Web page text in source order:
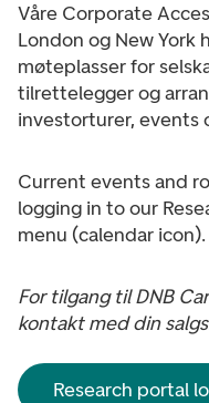
Våre Corporate
London og New York
møteplasser for
tilrettelegger og
investorturer, events
Current events and
logging in to our
menu (calendar icon).
For tilgang til DNB
kontakt med din
Research portal